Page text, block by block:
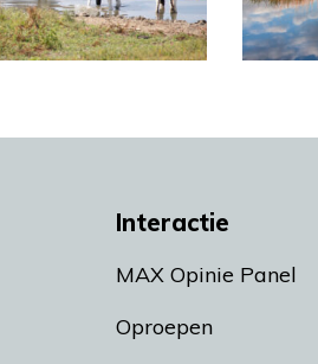
Interactie
MAX Opinie Panel
Oproepen